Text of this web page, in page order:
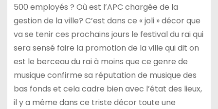
500 employés ? Où est l’APC chargée de la
gestion de la ville? C’est dans ce « joli » décor que
va se tenir ces prochains jours le festival du rai qui
sera sensé faire la promotion de la ville qui dit on
est le berceau du rai à moins que ce genre de
musique confirme sa réputation de musique des
bas fonds et cela cadre bien avec l’état des lieux,
il y a même dans ce triste décor toute une